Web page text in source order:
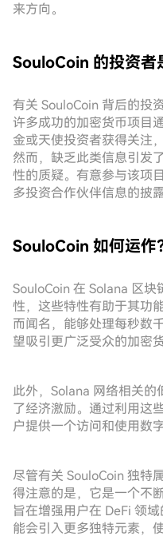
来方向。
SouloCoin 的投资者
有关 SouloCoin 背后的投
许多成功的加密货币项目
金或天使投资者获得关注
然而，缺乏此类信息引发
性的质疑。有意参与该项
多投资合作伙伴信息的披
SouloCoin 如何运作
SouloCoin 在 Solana 区
性，这些特性有助于其功
而闻名，能够处理每秒数
望吸引更广泛受众的加密
此外，Solana 网络相关
了经济激励。通过利用这
户提供一个访问和使用数
尽管有关 SouloCoin 独特
得注意的是，它是一个不
旨在增强用户在 DeFi 领
能会引入更多独特元素，